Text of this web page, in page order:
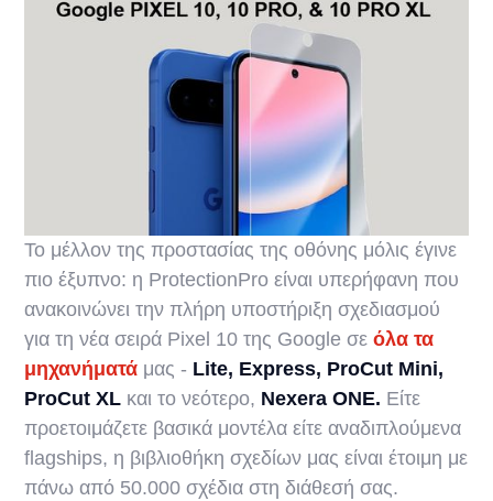
Το μέλλον της προστασίας της οθόνης μόλις έγινε
πιο έξυπνο: η ProtectionPro είναι υπερήφανη που
ανακοινώνει την πλήρη υποστήριξη σχεδιασμού
για τη νέα σειρά Pixel 10 της Google σεόλα τα
μηχανήματά μας - Lite, Express, ProCut Mini,
ProCut XL και το νεότερο, Nexera ONE. Είτε
προετοιμάζετε βασικά μοντέλα είτε αναδιπλούμενα
flagships, η βιβλιοθήκη σχεδίων μας είναι έτοιμη με
πάνω από 50.000 σχέδια στη διάθεσή σας.